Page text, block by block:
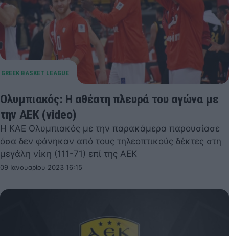
Ολυμπιακός: Η αθέατη πλευρά του αγώνα με
την ΑΕΚ (video)
Η ΚΑΕ Ολυμπιακός με την παρακάμερα παρουσίασε
όσα δεν φάνηκαν από τους τηλεοπτικούς δέκτες στη
μεγάλη νίκη (111-71) επί της ΑΕΚ
09 Ιανουαρίου 2023 16:15